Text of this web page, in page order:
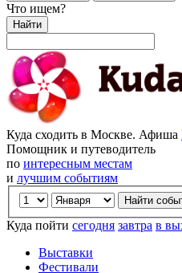
Что ищем?
Найти
Куда сходить в Москве. Афиша
Помощник и путеводитель
по интересным местам
и лучшим событиям
Куда пойти сегодня завтра в
Выставки
Фестивали